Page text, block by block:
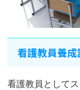
看護教員養
看護教員として